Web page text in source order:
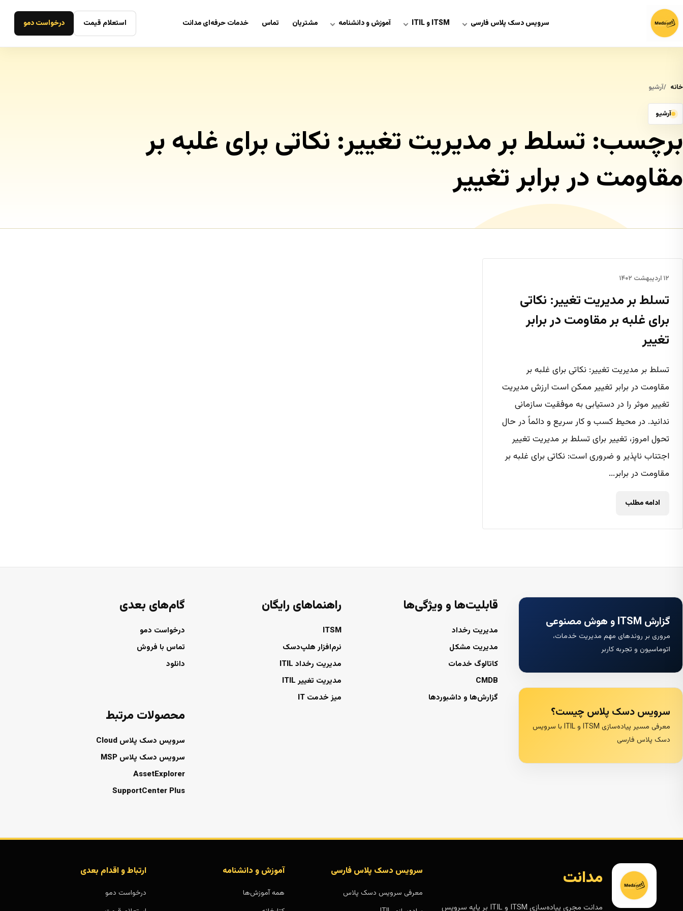
سرویس دسک پلاس فارسی ITSM و ITIL آموزش و دانشنامه مشتریان تماس خدمات حرفه‌ای مدانت استعلام قیمت درخواست دمو
خانه آرشیو
آرشیو
برچسب: تسلط بر مدیریت تغییر: نکاتی برای غلبه بر
مقاومت در برابر تغییر
۱۲ اردیبهشت ۱۴۰۲
تسلط بر مدیریت تغییر: نکاتی
برای غلبه بر مقاومت در برابر
تغییر
تسلط بر مدیریت تغییر: نکاتی برای غلبه بر
مقاومت در برابر تغییر ممکن است ارزش مدیریت
تغییر موثر را در دستیابی به موفقیت سازمانی
ندانید. در محیط کسب و کار سریع و دائماً در حال
تحول امروز، تغییر برای تسلط بر مدیریت تغییر
اجتناب ناپذیر و ضروری است: نکاتی برای غلبه بر
مقاومت در برابر...
ادامه مطلب
گزارش ITSM و هوش مصنوعی
مروری بر روندهای مهم مدیریت خدمات،
اتوماسیون و تجربه کاربر
سرویس دسک پلاس چیست؟
معرفی مسیر پیاده‌سازی ITSM و ITIL با سرویس
دسک پلاس فارسی
قابلیت‌ها و ویژگی‌ها
مدیریت رخداد
مدیریت مشکل
کاتالوگ خدمات
CMDB
گزارش‌ها و داشبوردها
راهنماهای رایگان
ITSM
نرم‌افزار هلپ‌دسک
مدیریت رخداد ITIL
مدیریت تغییر ITIL
میز خدمت IT
گام‌های بعدی
درخواست دمو
تماس با فروش
دانلود
محصولات مرتبط
سرویس دسک پلاس Cloud
سرویس دسک پلاس MSP
AssetExplorer
SupportCenter Plus
مدانت
مدانت مجری پیاده‌سازی ITSM و ITIL بر پایه سرویس
سرویس دسک پلاس فارسی
معرفی سرویس دسک پلاس
آموزش و دانشنامه
همه آموزش‌ها
ارتباط و اقدام بعدی
درخواست دمو